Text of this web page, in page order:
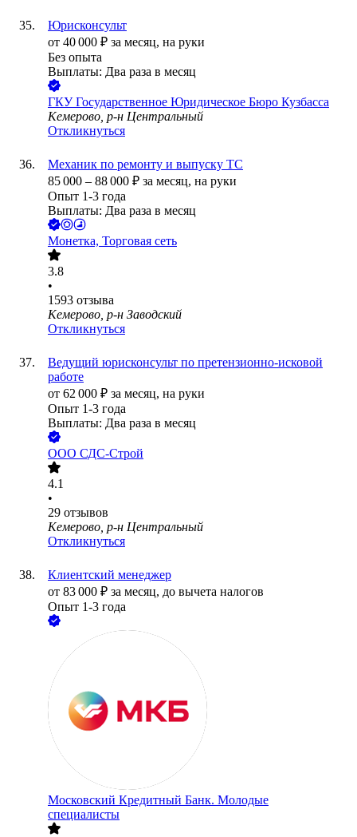
Юрисконсульт
от 40 000 ₽ за месяц, на руки
Без опыта
Выплаты: Два раза в месяц
ГКУ Государственное Юридическое Бюро Кузбасса
Кемерово, р-н Центральный
Откликнуться
Механик по ремонту и выпуску ТС
85 000 – 88 000 ₽ за месяц, на руки
Опыт 1-3 года
Выплаты: Два раза в месяц
Монетка, Торговая сеть
3.8
•
1593 отзыва
Кемерово, р-н Заводский
Откликнуться
Ведущий юрисконсульт по претензионно-исковой
работе
от 62 000 ₽ за месяц, на руки
Опыт 1-3 года
Выплаты: Два раза в месяц
ООО СДС-Строй
4.1
•
29 отзывов
Кемерово, р-н Центральный
Откликнуться
Клиентский менеджер
от 83 000 ₽ за месяц, до вычета налогов
Опыт 1-3 года
Московский Кредитный Банк. Молодые
специалисты